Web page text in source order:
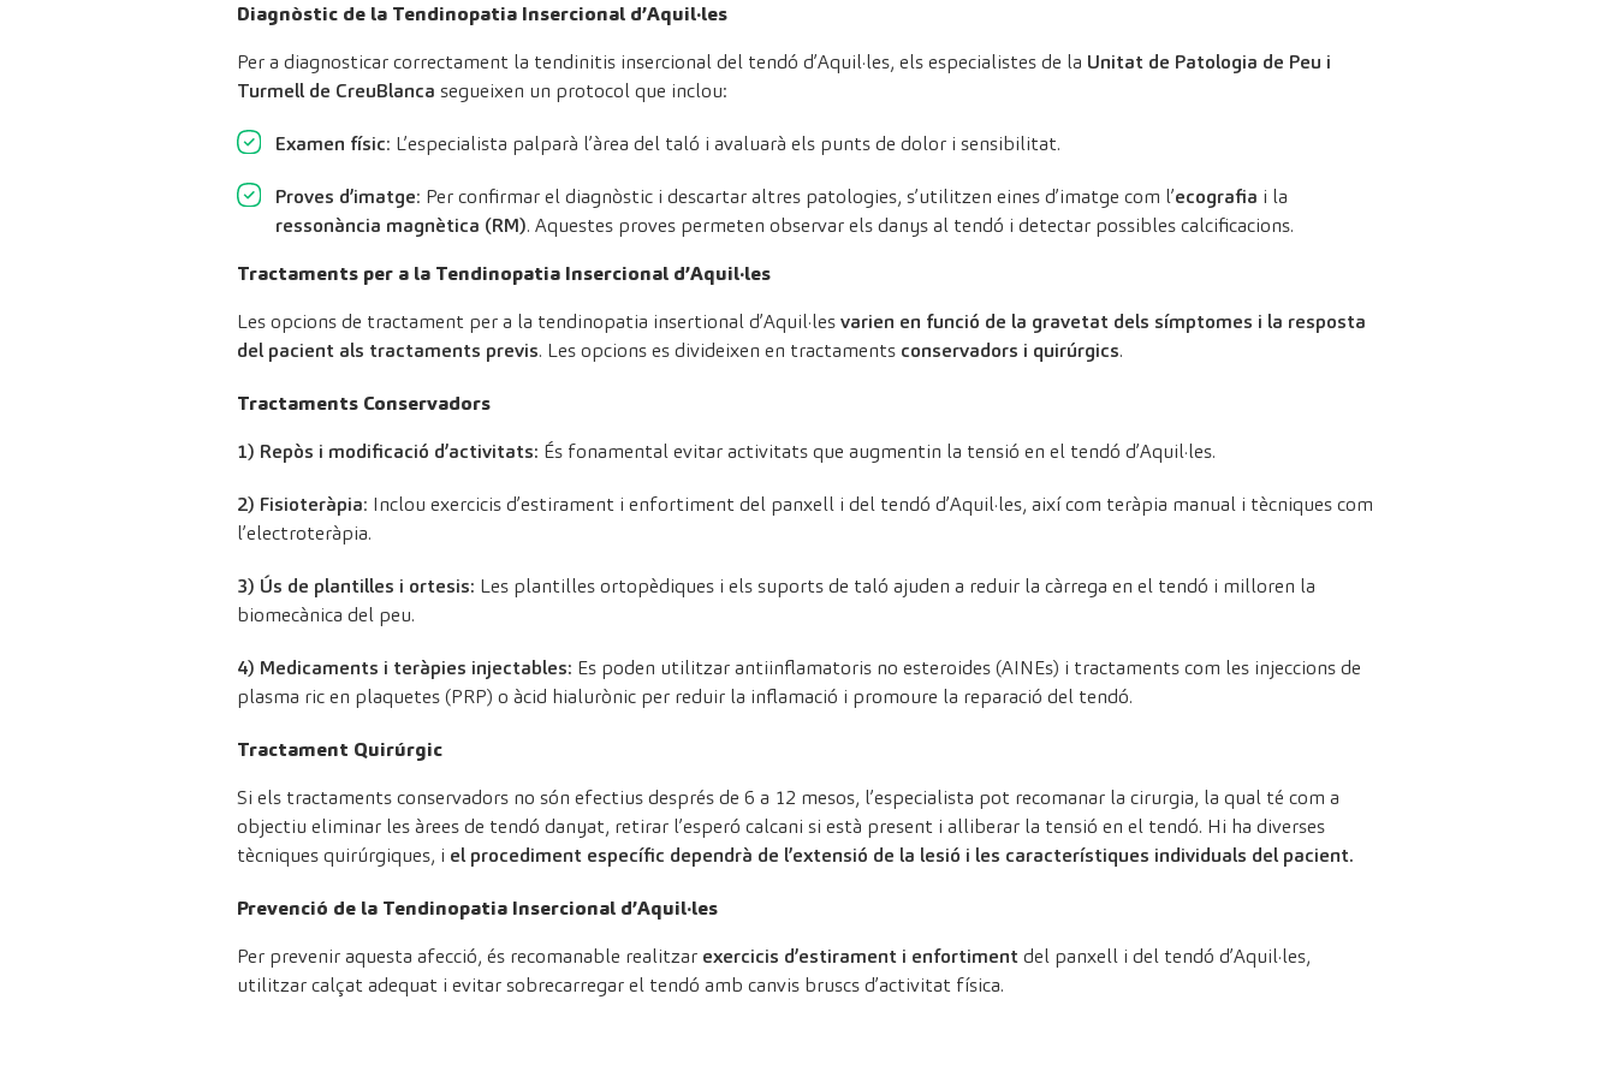
Diagnòstic de la Tendinopatia Insercional d’Aquil·les
Per a diagnosticar correctament la tendinitis insercional del tendó d’Aquil·les, els especialistes de la Unitat de Patologia de Peu i
Turmell de CreuBlanca segueixen un protocol que inclou:
Examen físic: L’especialista palparà l’àrea del taló i avaluarà els punts de dolor i sensibilitat.
Proves d’imatge: Per confirmar el diagnòstic i descartar altres patologies, s’utilitzen eines d’imatge com l’ecografia i la
ressonància magnètica (RM). Aquestes proves permeten observar els danys al tendó i detectar possibles calcificacions.
Tractaments per a la Tendinopatia Insercional d’Aquil·les
Les opcions de tractament per a la tendinopatia insertional d’Aquil·lesvarien en funció de la gravetat dels símptomes i la resposta
del pacient als tractaments previs. Les opcions es divideixen en tractaments conservadors i quirúrgics.
Tractaments Conservadors
1) Repòs i modificació d’activitats: És fonamental evitar activitats que augmentin la tensió en el tendó d’Aquil·les.
2) Fisioteràpia: Inclou exercicis d’estirament i enfortiment del panxell i del tendó d’Aquil·les, així com teràpia manual i tècniques com
l’electroteràpia.
3) Ús de plantilles i ortesis: Les plantilles ortopèdiques i els suports de taló ajuden a reduir la càrrega en el tendó i milloren la
biomecànica del peu.
4) Medicaments i teràpies injectables: Es poden utilitzar antiinflamatoris no esteroides (AINEs) i tractaments com les injeccions de
plasma ric en plaquetes (PRP) o àcid hialurònic per reduir la inflamació i promoure la reparació del tendó.
Tractament Quirúrgic
Si els tractaments conservadors no són efectius després de 6 a 12 mesos, l’especialista pot recomanar la cirurgia, la qual té com a
objectiu eliminar les àrees de tendó danyat, retirar l’esperó calcani si està present i alliberar la tensió en el tendó. Hi ha diverses
tècniques quirúrgiques, i el procediment específic dependrà de l’extensió de la lesió i les característiques individuals del pacient.
Prevenció de la Tendinopatia Insercional d’Aquil·les
Per prevenir aquesta afecció, és recomanable realitzar exercicis d’estirament i enfortimentdel panxell i del tendó d’Aquil·les,
utilitzar calçat adequat i evitar sobrecarregar el tendó amb canvis bruscs d’activitat física.